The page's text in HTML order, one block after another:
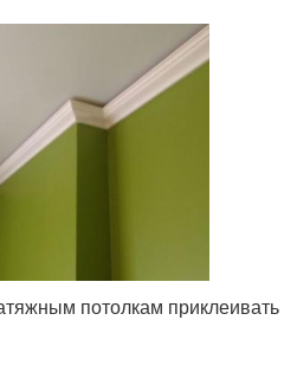
потолкам приклеивать